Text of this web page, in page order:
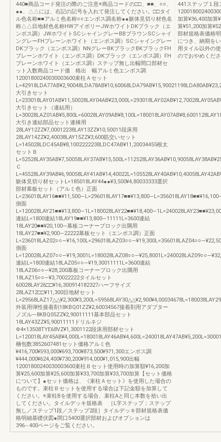
440■商品コード発注の際のご注意※商品コードの□□、■■、○○、
●●、△△には、右記の記号を入れて発注してください。□□タイ
ル色名称■■アルミ色名称○○エンボス調名称●●躯体見切り材色名
称△△目地材色名称HWアイボリーJWホワイトDKブラック（エ
ンボス調）JWホワイトSCシャイングレーBBブラウンSCシャイ
ングレーFHプレーンホワイト（エンボス調）SCシャイングレー
DKブラック（エンボス調）NNグレーBKブラックBKブラックFH
プレーンホワイト（エンボス調）DKブラック（エンボス調）FH
プレーンホワイト（エンボス調）ステップ無し出幅間口部材セ
ット入数商品コード価 格出 幅アルミ色エンボス調
12001800240030003600束柱Ａセット
大引きセット
大引きセット（連結用）
大引き連結部品セット連棟用
28LAY12ZZ¥7,00012238LAY13ZZ¥10,50011段床用
28LAY14ZZ¥2,40038LAY15ZZ¥3,600筋交いセット
L=145028LDC45AB¥8,1002222238LDC47AB¥11,20034455根太
セットＢ
Ｃ
躯体見切り材セットL=185018LAY44●●¥3,500¥4,80033333選択
部材幕板セット（アルミ色）正面
側面
連結L=1800連結18LAY19■■¥13,800―11111L=3600連結
18LAY20■■¥20,100―幕板コーナーブロック出隅用
18LAY27■■¥2,900―22222幕板セット（エンボス調）正面
側面
連結L=1800連結18LAZ05○○―¥19,30011111L=3600連結
18LAZ06○○―¥28,200幕板コーナーブロック出隅用
18LAZ15○○―¥3,70022222タイルセット
60028LAY26□□¥16,300914182327ハーフサイズ
28LAZ12□□¥11,300目地材セット
外装用弾性接着剤18KBQ01ZZ¥2,60034567接着剤用アダプター
ノズル―8KBQ05ZZ¥2,90011111基本部品セット
18LAY43ZZ¥5,90011111ドリルネジ
Φ4×13508TYE68VZ¥1,3001122段床用部材セット
梱包数3852607481セット価格アルミ色
¥416,700¥593,000¥693,700¥873,500¥971,300エンボス調
¥444,000¥624,400¥730,200¥914,000¥1,015,900出幅
12001800240030003600束柱Ｂセット使用時の加算額¥16,200加
算¥25,600加算¥25,600加算¥33,700加算¥33,700加算【セット価格
について】●セット価格は、《束柱Ａセット》を使用した場合の
ものです。束柱Ｂセットを使用する場合は下記金額を加算して
ください。※束柱Bを使用する場合、束柱Aと同じ本数を拾い出
してください。タイルデッキ規格表 ［L字ステップ：ステップ
無し／ステップ1段／ステップ2段］タイルデッキ部材規格表価
格明細基礎伏図●間口5400選択部材およびオプションは
396∼400ページをご覧ください。
441ステップ１
加算¥36,400加算
算¥51,200加算
部材規格表価格
につき、納期を
用タイル以外の
のでおやめくだ